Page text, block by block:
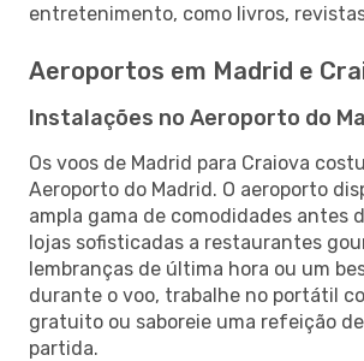
entretenimento, como livros,
Aeroportos em Madrid e
Instalações no Aeroporto do
Os voos de Madrid para Craiova
Aeroporto do Madrid. O aeroporto
ampla gama de comodidades antes
lojas sofisticadas a restaurantes
lembranças de última hora ou um
durante o voo, trabalhe no portátil
gratuito ou saboreie uma refeição
partida.